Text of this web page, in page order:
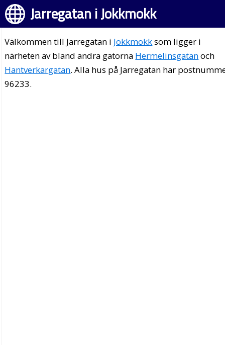
Jarregatan i Jokkmokk
Välkommen till Jarregatan i Jokkmokksom ligger i
närheten av bland andra gatorna Hermelinsgatanoch
Hantverkargatan. Alla hus på Jarregatan har
96233.